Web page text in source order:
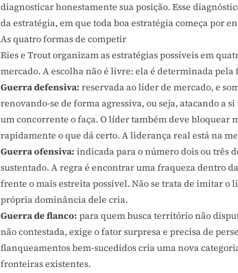
diagnosticar honestamente sua posição. Esse
da estratégia, em que toda boa estratégia começa por
As quatro formas de competir
Ries e Trout organizam as estratégias possíveis em
mercado. A escolha não é livre: ela é determinada
Guerra defensiva: reservada ao líder de mercado, e
renovando-se de forma agressiva, ou seja, atacando a
um concorrente o faça. O líder também deve bloquear
rapidamente o que dá certo. A liderança real está na
Guerra ofensiva: indicada para o número dois ou três
sustentado. A regra é encontrar uma fraqueza dentro
frente o mais estreita possível. Não se trata de imitar
própria dominância dele cria.
Guerra de flanco: para quem busca território não
não contestada, exige o fator surpresa e precisa de
flanqueamentos bem-sucedidos cria uma nova
fronteiras existentes.